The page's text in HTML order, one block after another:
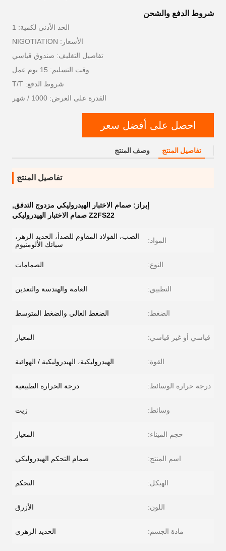
شروط الدفع والشحن
الحد الأدنى لكمية: 1
الأسعار: NIGOTIATION
تفاصيل التغليف: صندوق قياسي
وقت التسليم: 15 يوم عمل
شروط الدفع: T/T
القدرة على العرض: 1000 / شهر
احصل على أفضل سعر
تفاصيل المنتج وصف المنتج
تفاصيل المنتج
إبراز: صمام الاختبار الهيدروليكي مزدوج التدفق,
Z2FS22 صمام الاختبار الهيدروليكي
المواد:
الصب، الفولاذ المقاوم للصدأ، الحديد الزهر،
سبائك الألومنيوم
النوع: الصمامات
التطبيق: العامة والهندسة والتعدين
الضغط: الضغط العالي والضغط المتوسط
قياسي أو غير قياسي: المعيار
القوة: الهيدروليكية، الهيدروليكية / الهوائية
درجة حرارة الوسائط: درجة الحرارة الطبيعية
وسائط: زيت
حجم الميناء: المعيار
اسم المنتج: صمام التحكم الهيدروليكي
الهيكل: التحكم
اللون: الأزرق
مادة الجسم: الحديد الزهري